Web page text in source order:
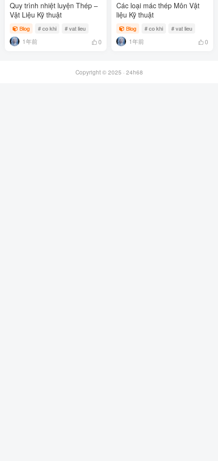
Quy trình nhiệt luyện Thép –
Vật Liệu Kỹ thuật
Blog # co khi # vat lieu
1年前 0
Các loại mác thép Môn Vật
liệu Kỹ thuật
Blog # co khi # vat lieu
1年前 0
Copyright © 2025 · 24h68